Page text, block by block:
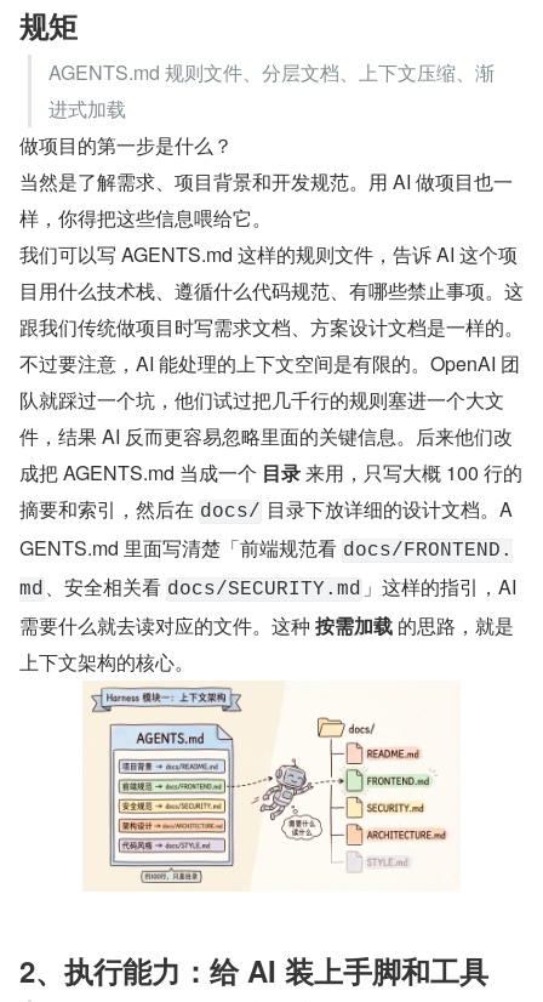
规矩
AGENTS.md 规则文件、分层文档、上下文压缩、渐
进式加载
做项目的第一步是什么？
当然是了解需求、项目背景和开发规范。用 AI 做项目也一
样，你得把这些信息喂给它。
我们可以写 AGENTS.md 这样的规则文件，告诉 AI 这个项
目用什么技术栈、遵循什么代码规范、有哪些禁止事项。这
跟我们传统做项目时写需求文档、方案设计文档是一样的。
不过要注意，AI 能处理的上下文空间是有限的。OpenAI 团
队就踩过一个坑，他们试过把几千行的规则塞进一个大文
件，结果 AI 反而更容易忽略里面的关键信息。后来他们改
成把 AGENTS.md 当成一个 目录 来用，只写大概 100 行的
摘要和索引，然后在 docs/ 目录下放详细的设计文档。A
GENTS.md 里面写清楚「前端规范看 docs/FRONTEND.
md 、安全相关看 docs/SECURITY.md 」这样的指引，AI
需要什么就去读对应的文件。这种 按需加载 的思路，就是
上下文架构的核心。
2、执行能力：给 AI 装上手脚和工具